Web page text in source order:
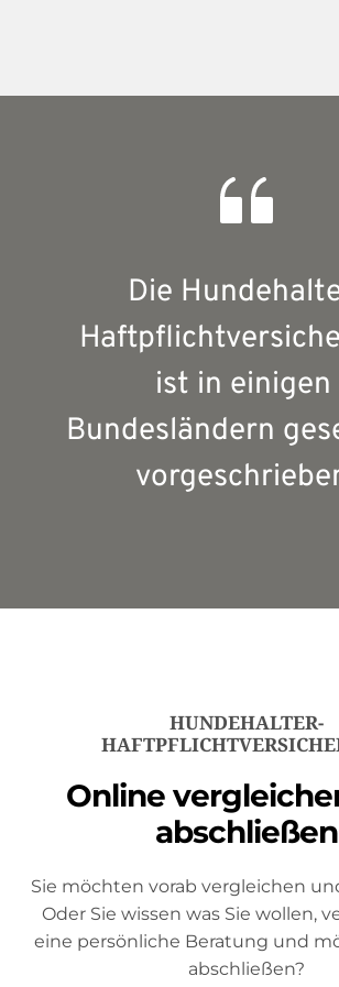
Die
ist in einigen
Bundesländern
HUNDEHALTER-
Online
abschließen
Sie möchten vorab vergleichen
Oder Sie wissen was Sie wollen,
eine persönliche Beratung und
abschließen?